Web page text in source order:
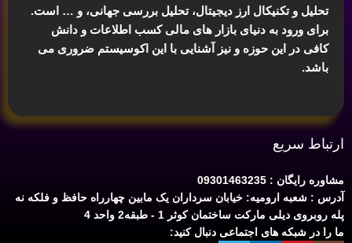
تحلیل و تکنیکال ارز دیجیتال، تحلیل بررسی جهانی، و … است.
برای ورود به دنیای بازار های مالی کسب اطلاعات و دانش
کافی در این حوزه و نیز آشنایی با این اکوسیستم ضروری می
باشد.
ارتباط سریع
مشاوره رایگان : 09301463235
آدرس : شعبه ارومیه: خیابان سرداران یک مابین چهارراه حافظ و فلکه نه
پله روبروی دیلی مارکت ساختمان کوثر 1 - طبقه2 واحد 4
ما را در شبکه های اجتماعی دنبال کنید: